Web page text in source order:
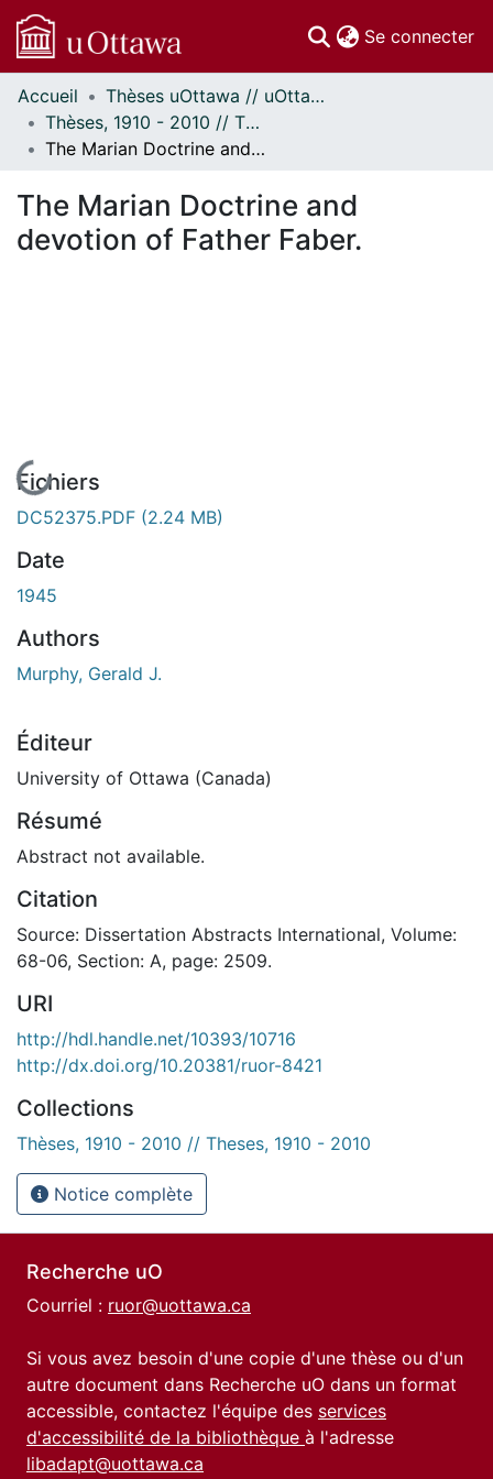
Se connecter
Communautés
et collections
Parcourir
À propos
Accueil
Thèses uOttawa // uOttawa Theses
Thèses, 1910 - 2010 // Theses, 1910 - 2010
The Marian Doctrine and devotion of Father Faber.
The Marian Doctrine and
devotion of Father Faber.
En cours de chargement...
Fichiers
DC52375.PDF (2.24 MB)
Date
1945
Authors
Murphy, Gerald J.
Éditeur
University of Ottawa (Canada)
Résumé
Abstract not available.
Citation
Source: Dissertation Abstracts International, Volume:
68-06, Section: A, page: 2509.
URI
http://hdl.handle.net/10393/10716
http://dx.doi.org/10.20381/ruor-8421
Collections
Thèses, 1910 - 2010 // Theses, 1910 - 2010
Notice complète
Recherche uO
Courriel : ruor@uottawa.ca
Si vous avez besoin d'une copie d'une thèse ou d'un
autre document dans Recherche uO dans un format
accessible, contactez l'équipe des services
d'accessibilité de la bibliothèque à l'adresse
libadapt@uottawa.ca